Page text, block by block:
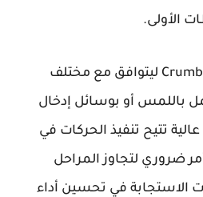
الأولى.
تم تصميم التحكم في Crumble ليتوافق مع مختلف
باللمس أو بوسائل إدخال
تتيح تنفيذ الحركات في
ضروري لتجاوز المراحل
الاستجابة في تحسين أداء